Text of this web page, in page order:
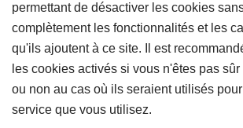
permettant de désactiver les cookies
complètement les fonctionnalités et les
qu'ils ajoutent à ce site. Il est
les cookies activés si vous n'êtes pas
ou non au cas où ils seraient utilisés
service que vous utilisez.